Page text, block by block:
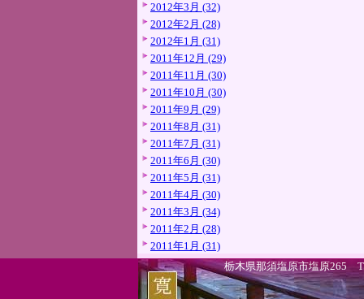
2012年3月 (32)
2012年2月 (28)
2012年1月 (31)
2011年12月 (29)
2011年11月 (30)
2011年10月 (30)
2011年9月 (29)
2011年8月 (31)
2011年7月 (31)
2011年6月 (30)
2011年5月 (31)
2011年4月 (30)
2011年3月 (34)
2011年2月 (28)
2011年1月 (31)
栃木県那須塩原市塩原265